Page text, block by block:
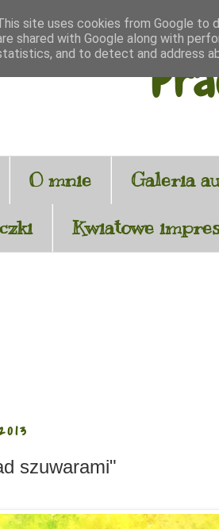
O mnie Galeria
Kwiatowe
szuwarami"
site uses cookies from Google to
shared with Google along with
and to detect and address